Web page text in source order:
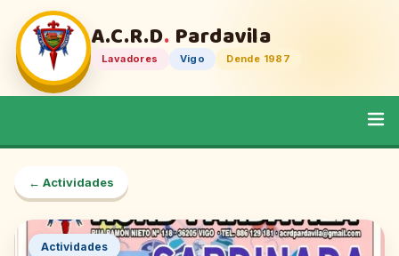
A.C.R.D. Pardavila
Lavadores Vigo Dende 1987
← Actividades
Actividades